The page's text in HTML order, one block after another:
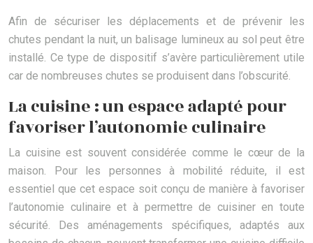
Afin de sécuriser les déplacements et de prévenir les
chutes pendant la nuit, un balisage lumineux au sol peut être
installé. Ce type de dispositif s’avère particulièrement utile
car de nombreuses chutes se produisent dans l’obscurité.
La cuisine : un espace adapté pour
favoriser l’autonomie culinaire
La cuisine est souvent considérée comme le cœur de la
maison. Pour les personnes à mobilité réduite, il est
essentiel que cet espace soit conçu de manière à favoriser
l’autonomie culinaire et à permettre de cuisiner en toute
sécurité. Des aménagements spécifiques, adaptés aux